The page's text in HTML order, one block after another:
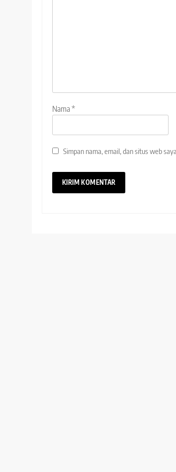
Nama*
Simpan nama, email, dan situs web